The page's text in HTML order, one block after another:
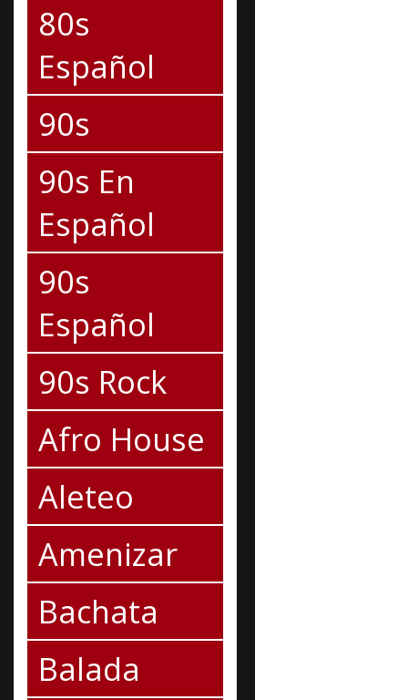
80s
Español
90s
90s En
Español
90s
Español
90s Rock
Afro House
Aleteo
Amenizar
Bachata
Balada